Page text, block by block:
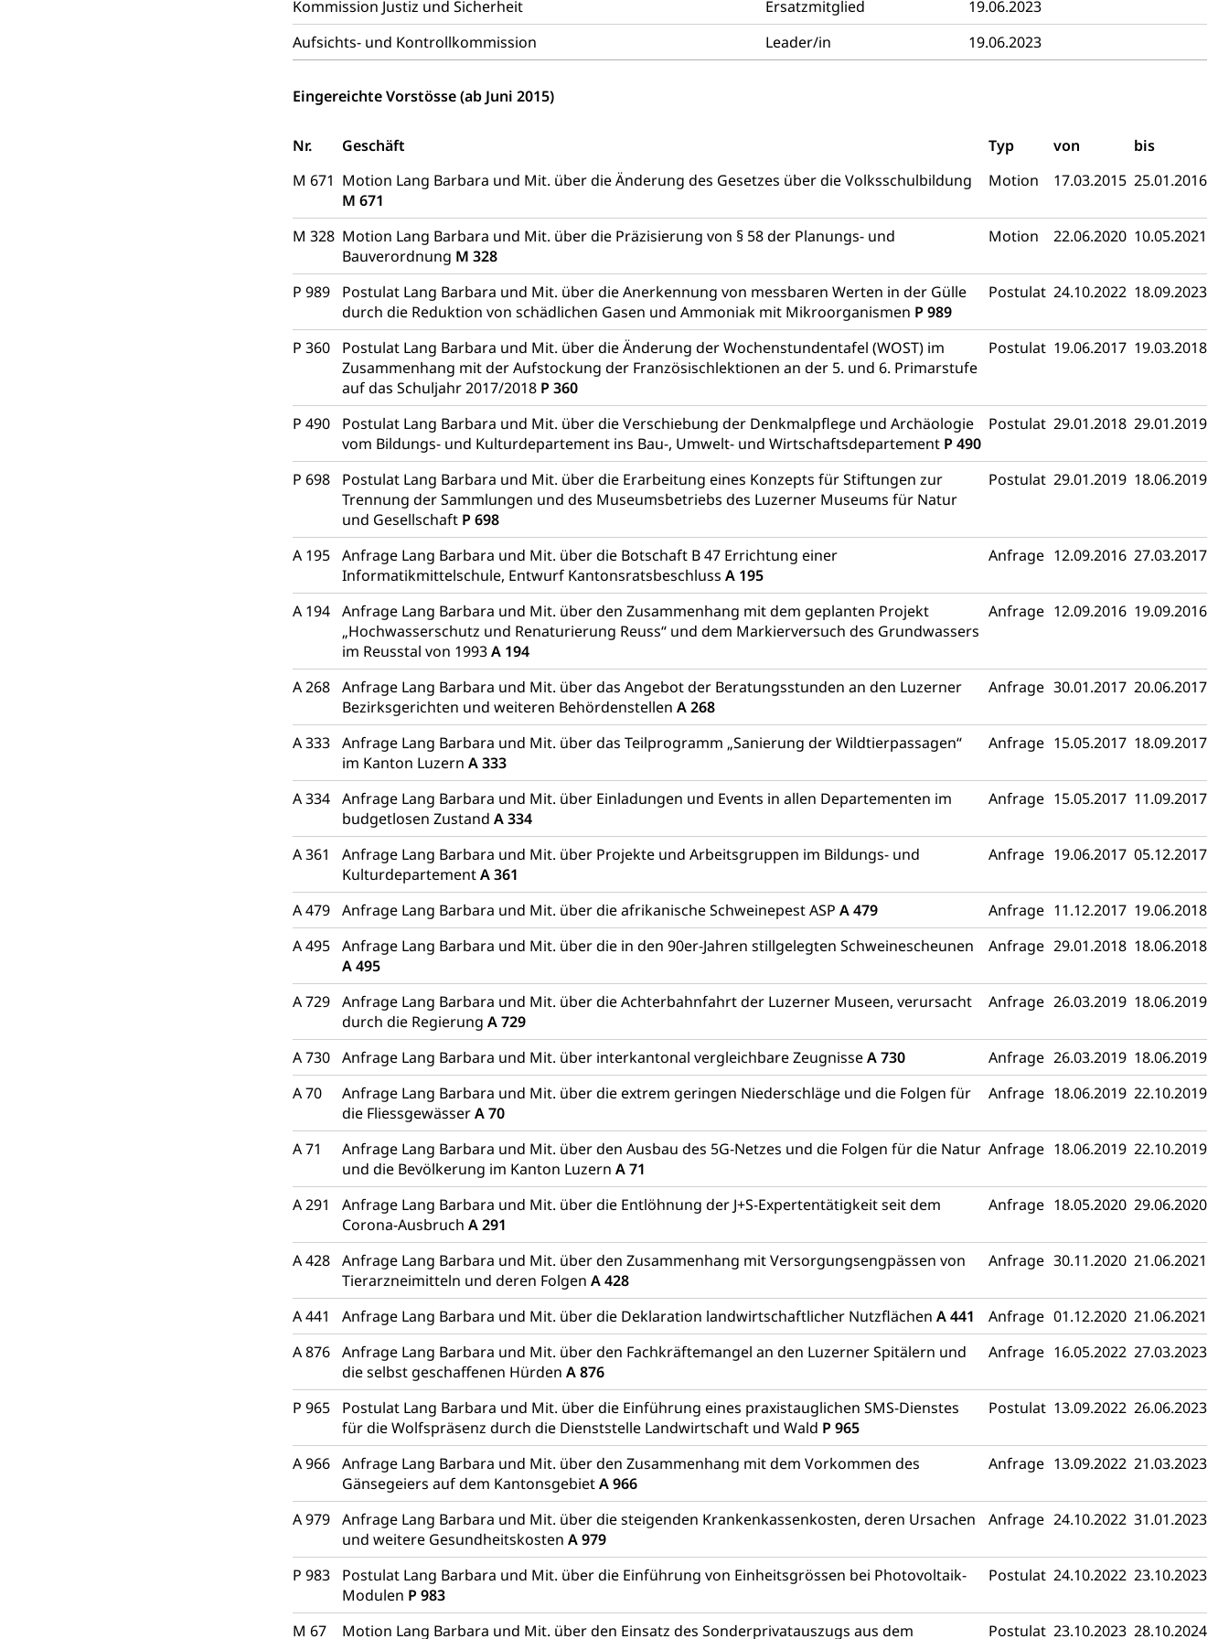
Kommission Justiz und Sicherheit
Ersatzmitglied
19.06.2023
Aufsichts- und Kontrollkommission
Leader/in 19.06.2023
Eingereichte Vorstösse (ab Juni 2015)
Nr. Geschäft Typ von
bis
M 671 Motion Lang Barbara und Mit. über die Änderung des Gesetzes über die Volksschulbildung
M 671
Motion 17.03.2015 25.01.2016
M 328 Motion Lang Barbara und Mit. über die Präzisierung von § 58 der Planungs- und
Bauverordnung M 328
Motion 22.06.2020 10.05.2021
P 989
Postulat Lang Barbara und Mit. über die Anerkennung von messbaren Werten in der Gülle
durch die Reduktion von schädlichen Gasen und Ammoniak mit Mikroorganismen P 989
Postulat 24.10.2022 18.09.2023
P 360
Postulat Lang Barbara und Mit. über die Änderung der Wochenstundentafel (WOST) im
Zusammenhang mit der Aufstockung der Französischlektionen an der 5. und 6. Primarstufe
auf das Schuljahr 2017/2018 P 360
Postulat 19.06.2017 19.03.2018
P 490
Postulat Lang Barbara und Mit. über die Verschiebung der Denkmalpflege und Archäologie
vom Bildungs- und Kulturdepartement ins Bau-, Umwelt- und Wirtschaftsdepartement P 490
Postulat 29.01.2018 29.01.2019
P 698
Postulat Lang Barbara und Mit. über die Erarbeitung eines Konzepts für Stiftungen zur
Trennung der Sammlungen und des Museumsbetriebs des Luzerner Museums für Natur
und Gesellschaft P 698
Postulat 29.01.2019 18.06.2019
A 195 Anfrage Lang Barbara und Mit. über die Botschaft B 47 Errichtung einer
Informatikmittelschule, Entwurf Kantonsratsbeschluss A 195
Anfrage 12.09.2016 27.03.2017
A 194 Anfrage Lang Barbara und Mit. über den Zusammenhang mit dem geplanten Projekt
„Hochwasserschutz und Renaturierung Reuss“ und dem Markierversuch des Grundwassers
im Reusstal von 1993A 194
Anfrage 12.09.2016 19.09.2016
A 268 Anfrage Lang Barbara und Mit. über das Angebot der Beratungsstunden an den Luzerner
Bezirksgerichten und weiteren Behördenstellen A 268
Anfrage 30.01.2017 20.06.2017
A 333 Anfrage Lang Barbara und Mit. über das Teilprogramm „Sanierung der Wildtierpassagen“
im Kanton Luzern A 333
Anfrage 15.05.2017 18.09.2017
A 334 Anfrage Lang Barbara und Mit. über Einladungen und Events in allen Departementen im
budgetlosen Zustand A 334
Anfrage 15.05.2017 11.09.2017
A 361
Anfrage Lang Barbara und Mit. über Projekte und Arbeitsgruppen im Bildungs- und
KulturdepartementA 361
Anfrage 19.06.2017 05.12.2017
A 479 Anfrage Lang Barbara und Mit. über die afrikanische Schweinepest ASP A 479 Anfrage 11.12.2017 19.06.2018
A 495 Anfrage Lang Barbara und Mit. über die in den 90er-Jahren stillgelegten Schweinescheunen
A 495
Anfrage 29.01.2018 18.06.2018
A 729 Anfrage Lang Barbara und Mit. über die Achterbahnfahrt der Luzerner Museen, verursacht
durch die Regierung A 729
Anfrage 26.03.2019 18.06.2019
A 730 Anfrage Lang Barbara und Mit. über interkantonal vergleichbare ZeugnisseA 730 Anfrage 26.03.2019 18.06.2019
A 70
Anfrage Lang Barbara und Mit. über die extrem geringen Niederschläge und die Folgen für
die FliessgewässerA 70
Anfrage 18.06.2019 22.10.2019
A 71
Anfrage Lang Barbara und Mit. über den Ausbau des 5G-Netzes und die Folgen für die Natur
und die Bevölkerung im Kanton Luzern A 71
Anfrage 18.06.2019 22.10.2019
A 291
Anfrage Lang Barbara und Mit. über die Entlöhnung der J+S-Expertentätigkeit seit dem
Corona-Ausbruch A 291
Anfrage 18.05.2020 29.06.2020
A 428 Anfrage Lang Barbara und Mit. über den Zusammenhang mit Versorgungsengpässen von
Tierarzneimitteln und deren Folgen A 428
Anfrage 30.11.2020 21.06.2021
A 441 Anfrage Lang Barbara und Mit. über die Deklaration landwirtschaftlicher Nutzflächen A 441 Anfrage 01.12.2020 21.06.2021
A 876 Anfrage Lang Barbara und Mit. über den Fachkräftemangel an den Luzerner Spitälern und
die selbst geschaffenen Hürden A 876
Anfrage 16.05.2022 27.03.2023
P 965
Postulat Lang Barbara und Mit. über die Einführung eines praxistauglichen SMS-Dienstes
für die Wolfspräsenz durch die Dienststelle Landwirtschaft und Wald P 965
Postulat 13.09.2022 26.06.2023
A 966 Anfrage Lang Barbara und Mit. über den Zusammenhang mit dem Vorkommen des
Gänsegeiers auf dem KantonsgebietA 966
Anfrage 13.09.2022 21.03.2023
A 979 Anfrage Lang Barbara und Mit. über die steigenden Krankenkassenkosten, deren Ursachen
und weitere Gesundheitskosten A 979
Anfrage 24.10.2022 31.01.2023
P 983
Postulat Lang Barbara und Mit. über die Einführung von Einheitsgrössen bei Photovoltaik-
Modulen P 983
Postulat 24.10.2022 23.10.2023
M 67 Motion Lang Barbara und Mit. über den Einsatz des Sonderprivatauszugs aus dem Postulat 23.10.2023 28.10.2024
Abfallentsorgung, Kehrichtabfuhr, Müllabfuhr
Bodenschutz, Landschaftsschutz, Gewässerschutz, Naturschutz, Umweltschutz
Natur (Dienststelle Landwirtschaft und Wald) Natur- und Lanschaftsschutz (GEO-Portal rawi) Boden
Chemie und Gifte
Giftabfälle, Giftmüll, Schadstoffe, Giftstoffe, Störfall
Sonderabfälle und Gifte (Umweltberatung Luzern)
Eigentum
Liegenschaft, Immobilie, Grundstück
ÖREB-Kataster Grundeigentümerabfrage
Energie
Strom, Energieversorgung, Stromversorgung, Energieverbrauch, Stromverbrauch, Energiequelle, Windenergie, Wasserkraft, Sonnenenergie,
fossile Energie, erneuerbare Energie, Biomasse
Energiefachstellenkonferenz Zentralschweiz
Grundbuch
Grundbucheintrag, Grundbuchamt, Grundeigentum, Grundstück
Grundbuch Grundbuchplan mit Eigentümerabfrage (Geoportal)
Luft und Klima
Luftreinhaltung, Luftverschmutzung, Klimaschutz, Klimaveränderung, Treibhauseffekt
Atmosphäre, Luft, Klima (Geoportal) Klima
Raumplanung
Raumplan, Nutzungsplan
Raumdatenpool Richtplanung Kanton Luzern (ARE) Raum und Wirtschaft rawi